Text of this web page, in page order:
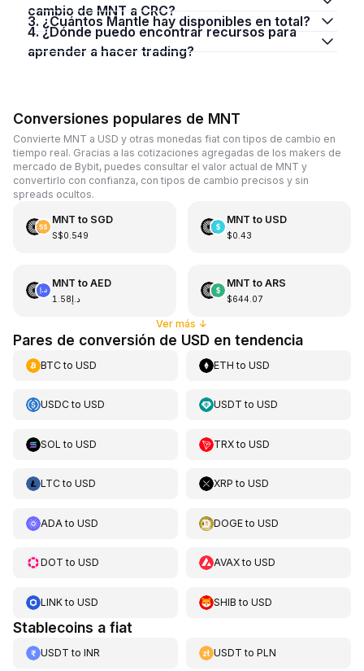
cambio de MNT a CRC?
3. ¿Cuántos Mantle hay disponibles en total?
4. ¿Dónde puedo encontrar recursos para
aprender a hacer trading?
Conversiones populares de MNT
Convierte MNT a USD y otras monedas fiat con tipos de cambio en
tiempo real. Gracias a las cotizaciones agregadas de los makers de
mercado de Bybit, puedes consultar el valor actual de MNT y
convertirlo con confianza, con tipos de cambio precisos y sin
spreads ocultos.
MNT to SGD
S$0.549
MNT to USD
$0.43
MNT to AED
د.إ1.58
MNT to ARS
$644.07
Ver más ↓
Pares de conversión de USD en tendencia
BTCto USD ETH toUSD
USDCto USD USDT toUSD
SOL to USD TRXtoUSD
LTCto USD XRP toUSD
ADA to USD DOGEtoUSD
DOT to USD AVAXtoUSD
LINKto USD SHIB toUSD
Stablecoins a fiat
USDT to INR USDT toPLN